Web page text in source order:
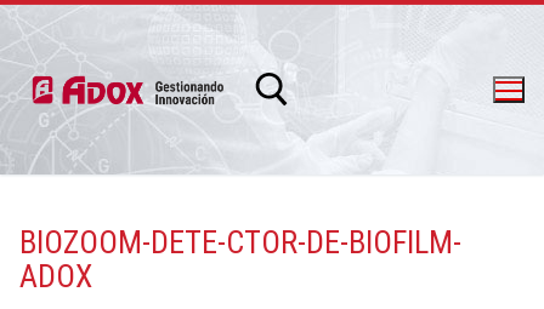
info@adox.com.ar
BIOZOOM-DETE-CTOR-DE-BIOFILM-
ADOX